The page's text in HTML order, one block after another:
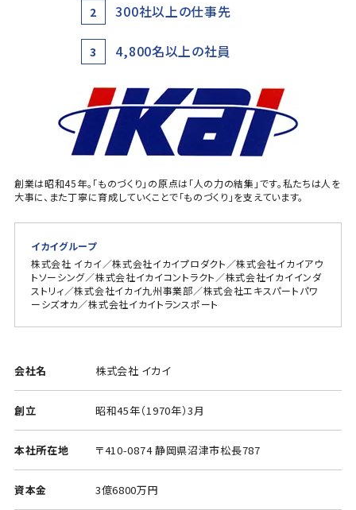
2 300社以上の仕事先
3 4,800名以上の社員
創業は昭和45年。「ものづくり」の原点は「人の力の結集」です。私たちは人を
大事に、また丁寧に育成していくことで「ものづくり」を支えています。
イカイグループ
株式会社 イカイ／株式会社イカイプロダクト／株式会社イカイアウ
トソーシング／株式会社イカイコントラクト／株式会社イカイインダ
ストリィ／株式会社イカイ九州事業部／株式会社エキスパートパワ
ーシズオカ／株式会社イカイトランスポート
会社名 株式会社 イカイ
創立 昭和45年（1970年）3月
本社所在地 〒410-0874 静岡県沼津市松長787
資本金 3億6800万円